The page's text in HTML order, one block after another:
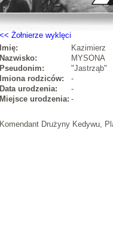
Żołnierze wyklęci
Imię:
Kazimierz
Nazwisko:
MYSONA
Pseudonim:
"Jastrząb"
Imiona rodziców:
-
Data urodzenia:
-
Miejsce urodzenia: -
Komendant Drużyny Kedywu,